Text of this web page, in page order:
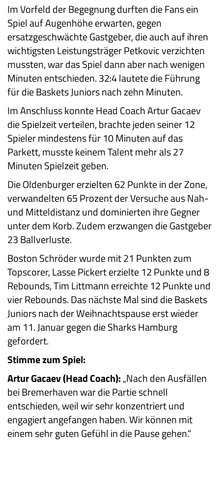
Im Vorfeld der Begegnung durften die Fans ein
Spiel auf Augenhöhe erwarten, gegen
ersatzgeschwächte Gastgeber, die auch auf ihren
wichtigsten Leistungsträger Petkovic verzichten
mussten, war das Spiel dann aber nach wenigen
Minuten entschieden. 32:4 lautete die Führung
für die Baskets Juniors nach zehn Minuten.
Im Anschluss konnte Head Coach Artur Gacaev
die Spielzeit verteilen, brachte jeden seiner 12
Spieler mindestens für 10 Minuten auf das
Parkett, musste keinem Talent mehr als 27
Minuten Spielzeit geben.
Die Oldenburger erzielten 62 Punkte in der Zone,
verwandelten 65 Prozent der Versuche aus Nah-
und Mitteldistanz und dominierten ihre Gegner
unter dem Korb. Zudem erzwangen die Gastgeber
23 Ballverluste.
Boston Schröder wurde mit 21 Punkten zum
Topscorer, Lasse Pickert erzielte 12 Punkte und 8
Rebounds, Tim Littmann erreichte 12 Punkte und
vier Rebounds. Das nächste Mal sind die Baskets
Juniors nach der Weihnachtspause erst wieder
am 11. Januar gegen die Sharks Hamburg
gefordert.
Stimme zum Spiel:
Artur Gacaev (Head Coach):„Nach den Ausfällen
bei Bremerhaven war die Partie schnell
entschieden, weil wir sehr konzentriert und
engagiert angefangen haben. Wir können mit
einem sehr guten Gefühl in die Pause gehen.“